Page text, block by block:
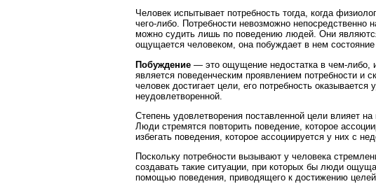
Человек испытывает потребность тогда, когда
чего-либо. Потребности невозможно
можно судить лишь по поведению людей. Они
ощущается человеком, она побуждает в нем состояние
Побуждение — это ощущение недостатка в чем-
является поведенческим проявлением потребности и
человек достигает цели, его потребность
неудовлетворенной.
Степень удовлетворения поставленной цели влияет
Люди стремятся повторить поведение, которое
избегать поведения, которое ассоциируется у них с
Поскольку потребности вызывают у человека
создавать такие ситуации, при которых бы люди
помощью поведения, приводящего к достижению целей